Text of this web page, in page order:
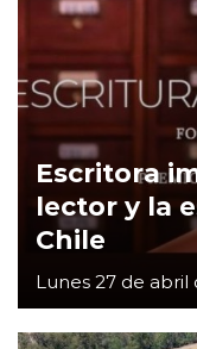
Escritora
lector y la
Chile
Lunes 27 de abril